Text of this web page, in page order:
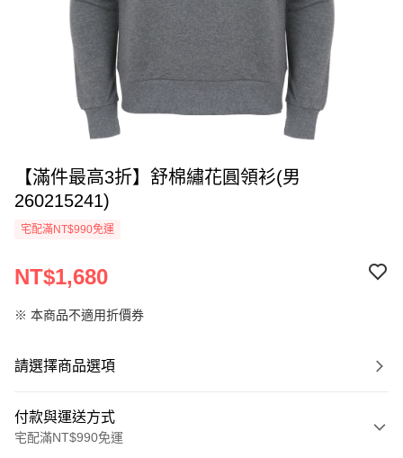
【滿件最高3折】舒棉繡花圓領衫(男
260215241)
宅配滿NT$990免運
NT$1,680
※ 本商品不適用折價券
請選擇商品選項
付款與運送方式
宅配滿NT$990免運